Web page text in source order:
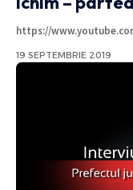
https://
19 SEPTEMBRIE 2019